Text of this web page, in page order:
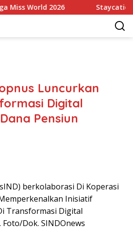
2026 Staycation
Luncurkan
Digital
Pensiun
berkolaborasi Di Koperasi
Inisiatif
Transformasi Digital
Dok. SINDOnews